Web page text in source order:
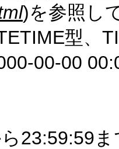
)を参照し
型、
00-00
23:59:59